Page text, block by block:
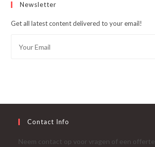
Newsletter
Get all latest content delivered to your email!
Contact Info
Neem contact op voor vragen of een offerte